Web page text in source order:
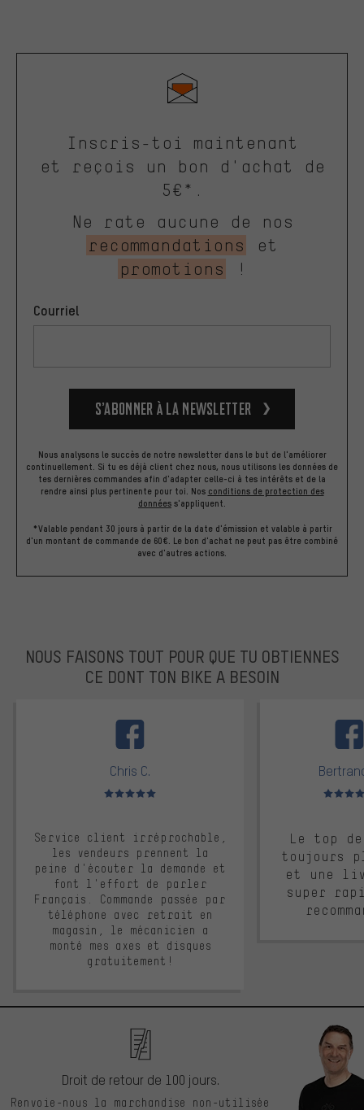
Inscris-toi maintenant
et reçois un bon d'achat de
5€*.
Ne rate aucune de nos
recommandations
et
promotions
!
Courriel
S’abonner à la newsletter
Nous analysons le succès de notre newsletter dans le but de l'améliorer
continuellement. Si tu es déjà client chez nous, nous utilisons les données de
tes dernières commandes afin d'adapter celle-ci à tes intérêts et de la
rendre ainsi plus pertinente pour toi. Nos conditions de protection des
données s'appliquent.
*Valable pendant 30 jours à partir de la date d'émission et valable à partir
d'un montant de commande de 60€. Le bon d'achat ne peut pas être combiné
avec d'autres actions.
NOUS FAISONS TOUT POUR QUE TU OBTIENNES
CE DONT TON BIKE A BESOIN
Chris C.
Note moyenne : 5 sur 5
Service client irréprochable,
les vendeurs prennent la
peine d'écouter la demande et
font l'effort de parler
Français. Commande passée par
téléphone avec retrait en
magasin, le mécanicien a
monté mes axes et disques
gratuitement!
Note
Le top
toujours
et une
super
Droit de retour de 100 jours.
Renvoie-nous la marchandise non-utilisée